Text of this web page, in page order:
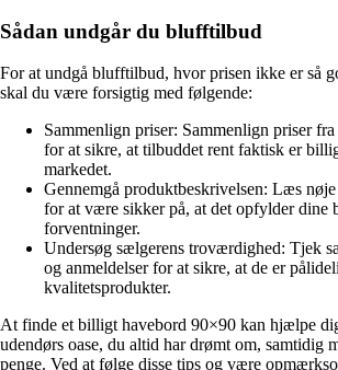
Sådan undgår du blufftilbud
For at undgå blufftilbud, hvor prisen ikke er så
skal du være forsigtig med følgende:
Sammenlign priser: Sammenlign priser
for at sikre, at tilbuddet rent faktisk er
markedet.
Gennemgå produktbeskrivelsen: Læs
for at være sikker på, at det opfylder dine
forventninger.
Undersøg sælgerens troværdighed: Tjek
og anmeldelser for at sikre, at de er
kvalitetsprodukter.
At finde et billigt havebord 90×90 kan hjælpe
udendørs oase, du altid har drømt om, samtidig
penge. Ved at følge disse tips og være